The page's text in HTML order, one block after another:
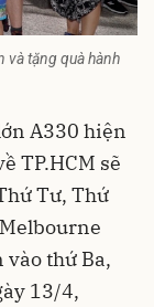
và tặng quà hành
A330 hiện
TP.HCM sẽ
Tư, Thứ
thứ Ba,
13/4,